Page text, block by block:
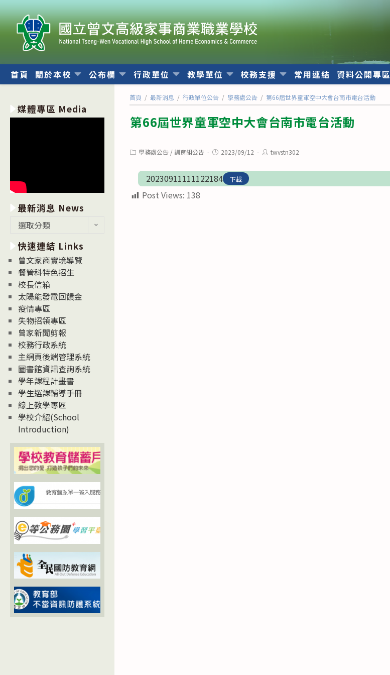
跳
轉
至
內
首頁 關於本校 公布欄 行政單位 教學單位 校務支援 常用連結 資料公開專區
首頁 / 最新消息 / 行政單位公告 / 學務處公告 / 第66屆世界童軍空中大會台南市電台活動
第66屆世界童軍空中大會台南市電台活動
Post學務處公告 / 訓育組公告
Post2023/09/12
Posttwvstn302
20230911111122184 下載
Post Views: 138
媒體專區 Media
最新消息 News
消
息
News
選取分類
快速連結 Links
曾文家商實境導覽
餐管科特色招生
校長信箱
太陽能發電回饋金
疫情專區
失物招領專區
曾家新聞剪報
校務行政系統
主網頁後端管理系統
圖書館資訊查詢系統
學年課程計畫書
學生選課輔導手冊
線上教學專區
學校介紹(School
Introduction)